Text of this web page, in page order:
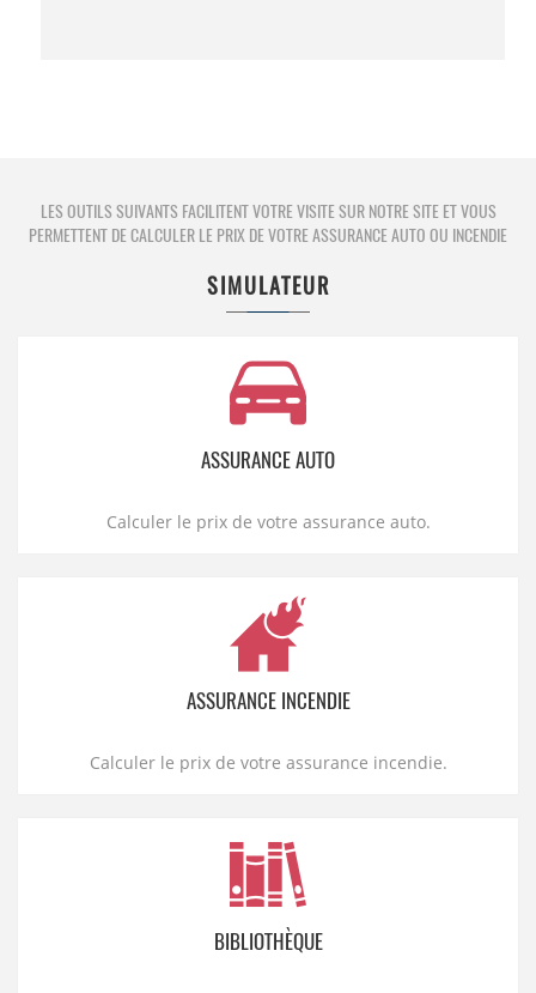
LES OUTILS SUIVANTS FACILITENT VOTRE VISITE SUR NOTRE SITE ET VOUS
PERMETTENT DE CALCULER LE PRIX DE VOTRE ASSURANCE AUTO OU INCENDIE
SIMULATEUR
ASSURANCE AUTO
Calculer le prix de votre assurance auto.
ASSURANCE INCENDIE
Calculer le prix de votre assurance incendie.
BIBLIOTHÈQUE